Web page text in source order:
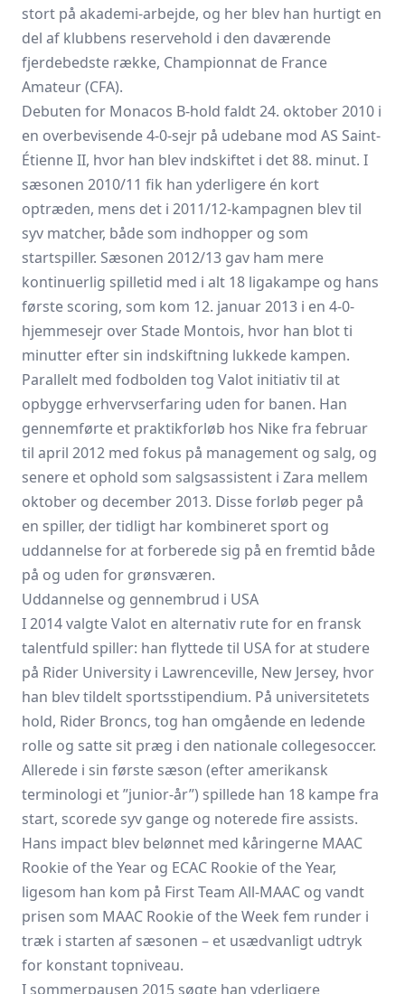
stort på akademi-arbejde, og her blev han hurtigt en
del af klubbens reservehold i den daværende
fjerdebedste række, Championnat de France
Amateur (CFA).
Debuten for Monacos B-hold faldt 24. oktober 2010 i
en overbevisende 4-0-sejr på udebane mod AS Saint-
Étienne II, hvor han blev indskiftet i det 88. minut. I
sæsonen 2010/11 fik han yderligere én kort
optræden, mens det i 2011/12-kampagnen blev til
syv matcher, både som indhopper og som
startspiller. Sæsonen 2012/13 gav ham mere
kontinuerlig spilletid med i alt 18 ligakampe og hans
første scoring, som kom 12. januar 2013 i en 4-0-
hjemmesejr over Stade Montois, hvor han blot ti
minutter efter sin indskiftning lukkede kampen.
Parallelt med fodbolden tog Valot initiativ til at
opbygge erhvervserfaring uden for banen. Han
gennemførte et praktikforløb hos Nike fra februar
til april 2012 med fokus på management og salg, og
senere et ophold som salgsassistent i Zara mellem
oktober og december 2013. Disse forløb peger på
en spiller, der tidligt har kombineret sport og
uddannelse for at forberede sig på en fremtid både
på og uden for grønsværen.
Uddannelse og gennembrud i USA
I 2014 valgte Valot en alternativ rute for en fransk
talentfuld spiller: han flyttede til USA for at studere
på Rider University i Lawrenceville, New Jersey, hvor
han blev tildelt sportsstipendium. På universitetets
hold, Rider Broncs, tog han omgående en ledende
rolle og satte sit præg i den nationale collegesoccer.
Allerede i sin første sæson (efter amerikansk
terminologi et ”junior-år”) spillede han 18 kampe fra
start, scorede syv gange og noterede fire assists.
Hans impact blev belønnet med kåringerne MAAC
Rookie of the Year og ECAC Rookie of the Year,
ligesom han kom på First Team All-MAAC og vandt
prisen som MAAC Rookie of the Week fem runder i
træk i starten af sæsonen – et usædvanligt udtryk
for konstant topniveau.
I sommerpausen 2015 søgte han yderligere